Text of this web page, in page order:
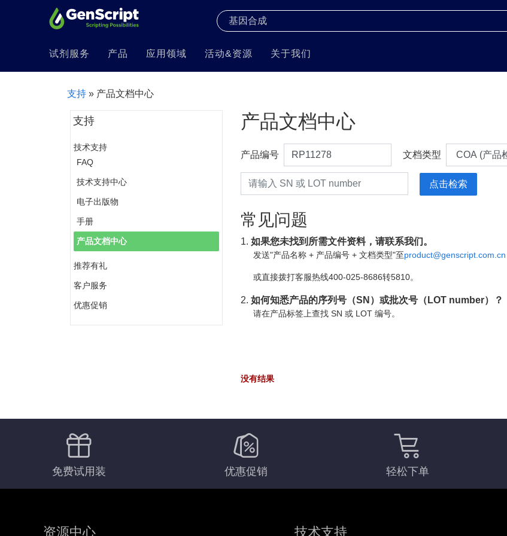
试剂服务 产品 应用领域 活动&资源 关于我们
支持 » 产品文档中心
支持
技术支持
FAQ
技术支持中心
电子出版物
手册
产品文档中心
推荐有礼
客户服务
优惠促销
产品文档中心
产品编号 文档类型
常见问题
1. 如果您未找到所需文件资料，请联系我们。
发送"产品名称 + 产品编号 + 文档类型"至product@genscript.com.cn
或直接拨打客服热线400-025-8686转5810。
2. 如何知悉产品的序列号（SN）或批次号（LOT number）？
请在产品标签上查找 SN 或 LOT 编号。
没有结果
免费试用装 优惠促销 轻松下单
资源中心 技术支持